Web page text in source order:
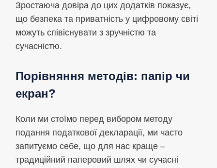
Зростаюча довіра до цих додатків показує,
що безпека та приватність у цифровому світі
можуть співіснувати з зручністю та
сучасністю.
Порівняння методів: папір чи
екран?
Коли ми стоїмо перед вибором методу
подання податкової декларації, ми часто
запитуємо себе, що для нас краще –
традиційний паперовий шлях чи сучасні